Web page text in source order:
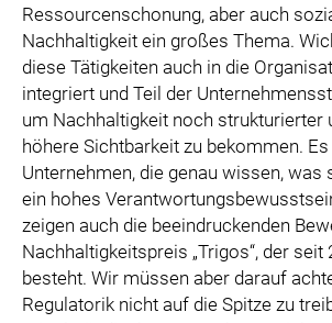
Ressourcenschonung, aber auch
Nachhaltigkeit ein großes Thema.
diese Tätigkeiten auch in die
integriert und Teil der
um Nachhaltigkeit noch strukturierter
höhere Sichtbarkeit zu bekommen.
Unternehmen, die genau wissen, was
ein hohes
zeigen auch die beeindruckenden
Nachhaltigkeitspreis „Trigos“, der seit
besteht. Wir müssen aber darauf
Regulatorik nicht auf die Spitze zu